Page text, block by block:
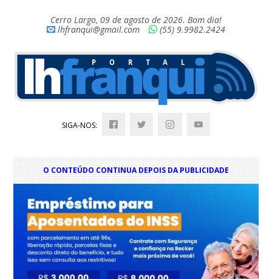
Cerro Largo, 09 de agosto de 2026. Bom dia!
lhfranqui@gmail.com
(55) 9.9982.2424
SIGA-NOS:
O CONTEÚDO CONTINUA DEPOIS DA PUBLICIDADE